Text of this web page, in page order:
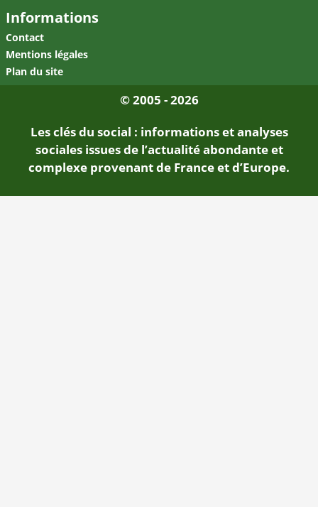
Informations
Contact
Mentions légales
Plan du site
© 2005 - 2026
Les clés du social : informations et analyses
sociales issues de l’actualité abondante et
complexe provenant de France et d’Europe.